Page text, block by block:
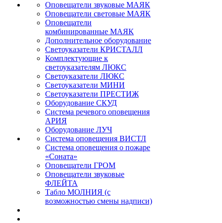
Оповещатели звуковые МАЯК
Оповещатели световые МАЯК
Оповещатели
комбинированные МАЯК
Дополнительное оборудование
Светоуказатели КРИСТАЛЛ
Комплектующие к
светоуказателям ЛЮКС
Светоуказатели ЛЮКС
Светоуказатели МИНИ
Светоуказатели ПРЕСТИЖ
Оборудование СКУД
Система речевого оповещения
АРИЯ
Оборудование ЛУЧ
Система оповещения ВИСТЛ
Система оповещения о пожаре
«Соната»
Оповещатели ГРОМ
Оповещатели звуковые
ФЛЕЙТА
Табло МОЛНИЯ (с
возможностью смены надписи)